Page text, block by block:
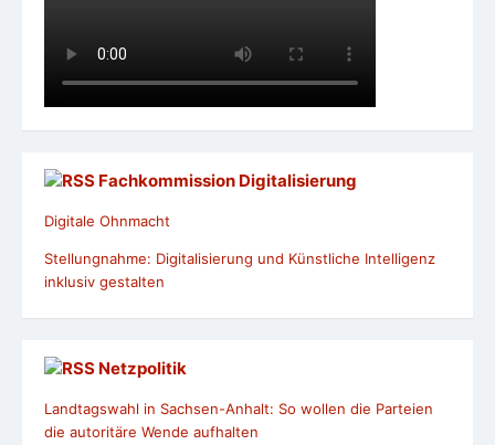
Fachkommission Digitalisierung
Digitale Ohnmacht
Stellungnahme: Digitalisierung und Künstliche Intelligenz
inklusiv gestalten
Netzpolitik
Landtagswahl in Sachsen-Anhalt: So wollen die Parteien
die autoritäre Wende aufhalten